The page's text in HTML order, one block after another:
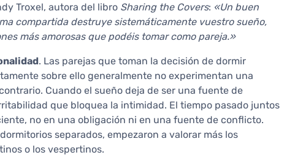
Troxel, autora del libro Sharing the Covers: «Un buen
compartida destruye sistemáticamente vuestro sueño,
más amorosas que podéis tomar como pareja.»
. Las parejas que toman la decisión de dormir
sobre ello generalmente no experimentan una
Cuando el sueño deja de ser una fuente de
que bloquea la intimidad. El tiempo pasado juntos
no en una obligación ni en una fuente de conflicto.
separados, empezaron a valorar más los
o los vespertinos.